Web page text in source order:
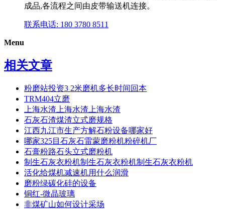
成品,各流程之间由皮带输送机连接。
联系电话: 180 3780 8511
Menu
相关文章
粉磨站投资3 2米磨机多长时间回本
TRM404立磨
上海水渣上海水渣上海水渣
石灰石渣煤渣立式磨规格
江西九江市生产方解石粉设备哪家好
哪家325目石灰石雷蒙磨粉机粉碎机厂
石膏粉路石头立式磨粉机
制生石灰衣粉机制生石灰衣粉机制生石灰衣粉机
活化给煤机减速机用什么润滑
磨粉绿碳化硅的设备
铜红-微晶玻璃
非煤矿山如何设计采场